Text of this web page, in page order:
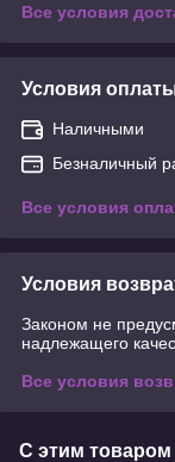
Все условия
Условия
Наличными
Безналичный
Все условия
Условия
Законом не
надлежащего
Все условия
С этим товаром